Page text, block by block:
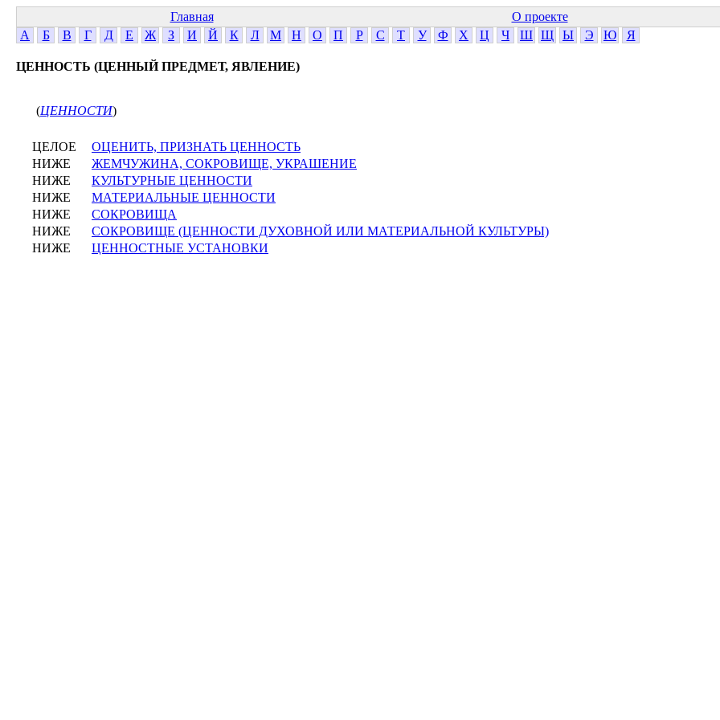
Главная О проекте
А
Б В Г Д Е Ж З И Й К Л М Н О П Р С Т У Ф Х Ц Ч Ш Щ Ы Э Ю Я
ЦЕННОСТЬ (ЦЕННЫЙ ПРЕДМЕТ, ЯВЛЕНИЕ)
(ЦЕННОСТИ)
ЦЕЛОЕ
ОЦЕНИТЬ, ПРИЗНАТЬ ЦЕННОСТЬ
НИЖЕ
ЖЕМЧУЖИНА, СОКРОВИЩЕ, УКРАШЕНИЕ
НИЖЕ
КУЛЬТУРНЫЕ ЦЕННОСТИ
НИЖЕ
МАТЕРИАЛЬНЫЕ ЦЕННОСТИ
НИЖЕ
СОКРОВИЩА
НИЖЕ
СОКРОВИЩЕ (ЦЕННОСТИ ДУХОВНОЙ ИЛИ МАТЕРИАЛЬНОЙ КУЛЬТУРЫ)
НИЖЕ
ЦЕННОСТНЫЕ УСТАНОВКИ